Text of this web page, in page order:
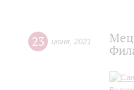
23 июня 2021